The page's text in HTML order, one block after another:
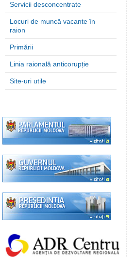
Servicii desconcentrate
Locuri de muncă vacante în
raion
Primării
Linia raională anticorupție
Site-uri utile